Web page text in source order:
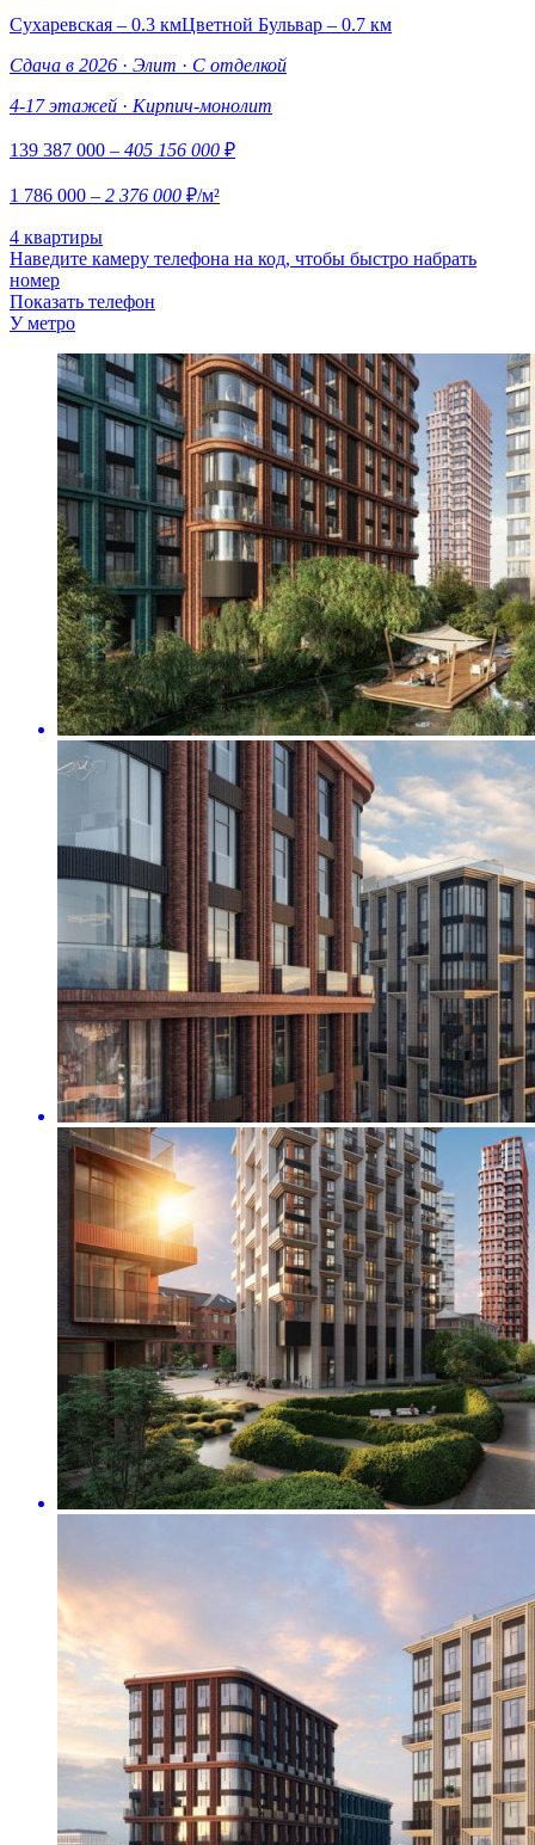
Сухаревская – 0.3 кмЦветной Бульвар – 0.7 км
Сдача в 2026 · Элит · С отделкой
4-17 этажей · Кирпич-монолит
139 387 000 – 405 156 000 ₽
1 786 000 – 2 376 000 ₽/м²
4 квартиры
Наведите камеру телефона на код, чтобы быстро набрать
номер
Показать телефон
У метро